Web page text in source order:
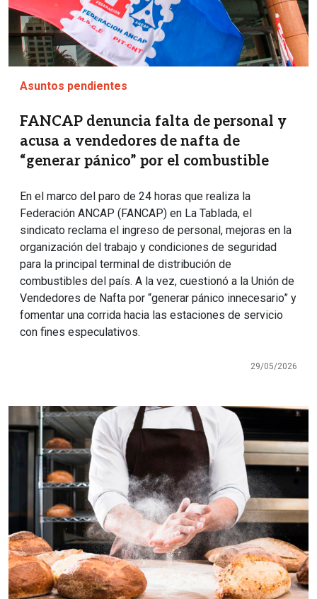
Asuntos pendientes
FANCAP denuncia falta de personal y
acusa a vendedores de nafta de
“generar pánico” por el combustible
En el marco del paro de 24 horas que realiza la
Federación ANCAP (FANCAP) en La Tablada, el
sindicato reclama el ingreso de personal, mejoras en la
organización del trabajo y condiciones de seguridad
para la principal terminal de distribución de
combustibles del país. A la vez, cuestionó a la Unión de
Vendedores de Nafta por “generar pánico innecesario” y
fomentar una corrida hacia las estaciones de servicio
con fines especulativos.
29/05/2026
Imagen